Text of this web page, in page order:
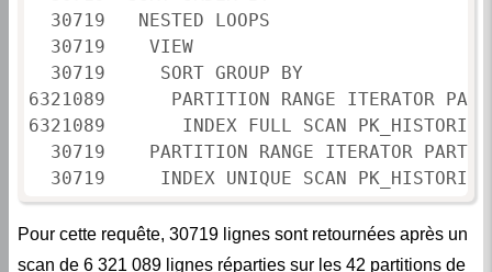
  30719    VIEW
  30719     SORT GROUP BY
6321089      PARTITION RANGE ITERATOR
6321089       INDEX FULL SCAN
30719    PARTITION RANGE ITERATOR
30719     INDEX UNIQUE SCAN
Pour cette requête, 30719 lignes sont retournées après un
scan de 6 321 089 lignes réparties sur les 42 partitions de
la table HISTORIQUE_GLOBAL.